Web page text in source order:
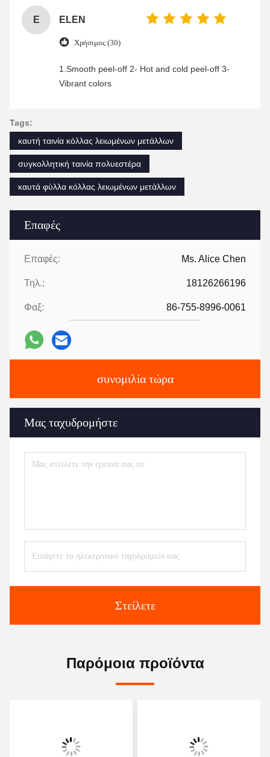
Επαφές
Επαφές: Ms. Alice Chen
Τηλ.: 18126266196
Φαξ: 86-755-8996-0061
συνομιλία τώρα
Μας ταχυδρομήστε
Στείλετε
E ELEN
Χρήσιμος (30)
1.Smooth peel-off 2- Hot and cold peel-off 3-
Vibrant colors
Tags:
καυτή ταινία κόλλας λειωμένων μετάλλων
συγκολλητική ταινία πολυεστέρα
καυτά φύλλα κόλλας λειωμένων μετάλλων
Παρόμοια προϊόντα